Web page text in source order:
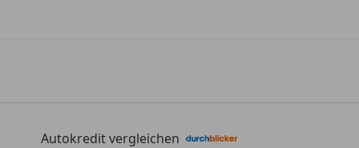
Autokredit vergleichen